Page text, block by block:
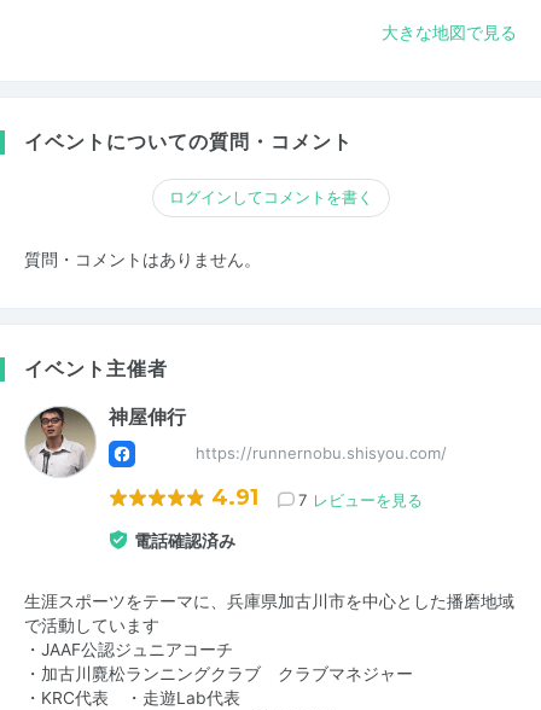
大きな地図で見る
イベントについての質問・コメント
ログインしてコメントを書く
質問・コメントはありません。
イベント主催者
神屋伸行
https://runnernobu.shisyou.com/
4.91 7 レビューを見る
電話確認済み
生涯スポーツをテーマに、兵庫県加古川市を中心とした播磨地域
で活動しています
・JAAF公認ジュニアコーチ
・加古川麑松ランニングクラブ クラブマネジャー
・KRC代表 ・走遊Lab代表